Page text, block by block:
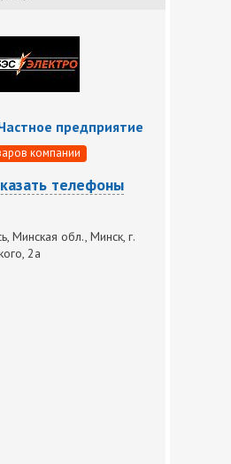
предприятие
компании
телефоны
Минская обл., Минск, г.
2а